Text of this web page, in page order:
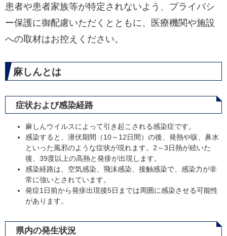
患者や患者家族等が特定されないよう、プライバシ
ー保護に御配慮いただくとともに、医療機関や施設
への取材はお控えください。
麻しんとは
症状および感染経路
麻しんウイルスによって引き起こされる感染症です。
感染すると、潜伏期間（10～12日間）の後、発熱や咳、鼻水
といった風邪のような症状が現れます。2～3日熱が続いた
後、39度以上の高熱と発疹が出現します。
感染経路は、空気感染、飛沫感染、接触感染で、感染力が非
常に強いとされています。
発症1日前から発疹出現後5日までは周囲に感染させる可能性
があります。
県内の発生状況